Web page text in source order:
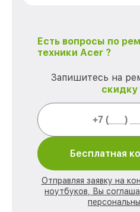
Есть вопросы по
техники Acer ?
Запишитесь на
скидку
Бесплатная
Отправляя заявку на
ноутбуков, Вы